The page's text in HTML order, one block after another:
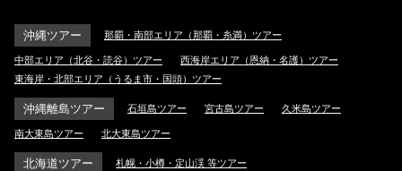
沖縄ツアー 那覇・南部エリア（那覇・糸満）ツアー
中部エリア（北谷・読谷）ツアー
西海岸エリア（恩納・名護）ツアー
東海岸・北部エリア（うるま市・国頭）ツアー
沖縄離島ツアー 石垣島ツアー 宮古島ツアー 久米島ツアー
南大東島ツアー 北大東島ツアー
北海道ツアー 札幌・小樽・定山渓 等ツアー